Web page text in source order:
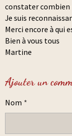
constater combien
Je suis
Merci encore à qui
Bien à vous tous
Martine
Ajouter un
Nom